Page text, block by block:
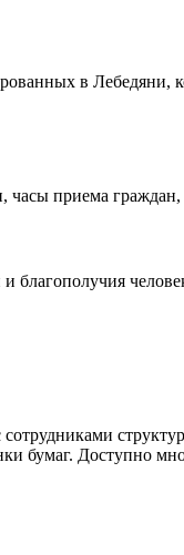
в Лебедяни,
часы приема
благополучия
сотрудниками
бумаг. Доступно